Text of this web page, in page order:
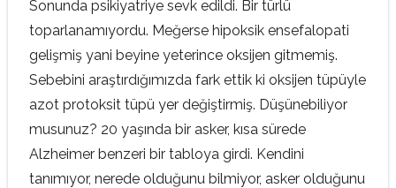
Sonunda psikiyatriye sevk edildi. Bir türlü
toparlanamıyordu. Meğerse hipoksik ensefalopati
gelişmiş yani beyine yeterince oksijen gitmemiş.
Sebebini araştırdığımızda fark ettik ki oksijen tüpüyle
azot protoksit tüpü yer değiştirmiş. Düşünebiliyor
musunuz? 20 yaşında bir asker, kısa sürede
Alzheimer benzeri bir tabloya girdi. Kendini
tanımıyor, nerede olduğunu bilmiyor, asker olduğunu